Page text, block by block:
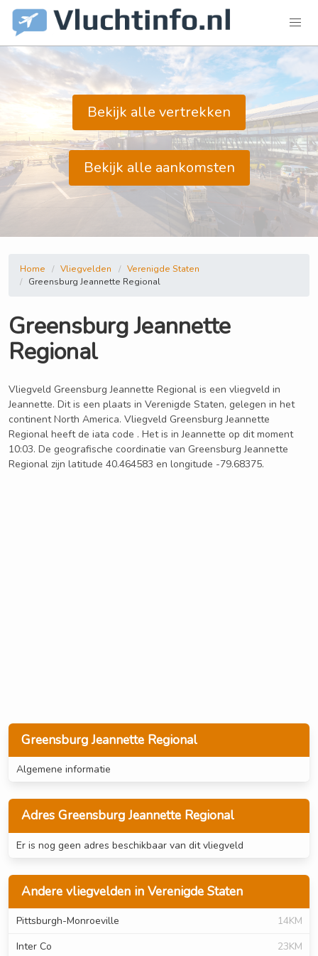
Bekijk alle vertrekken
Bekijk alle aankomsten
Greensburg Jeannette Regional
Algemene informatie
Adres Greensburg Jeannette Regional
Er is nog geen adres beschikbaar van dit vliegveld
Andere vliegvelden in Verenigde Staten
Pittsburgh-Monroeville
14KM
Inter Co
23KM
Home Vliegvelden
Verenigde Staten
Greensburg Jeannette Regional
Greensburg Jeannette
Regional
Vliegveld Greensburg Jeannette Regional is een vliegveld in
Jeannette. Dit is een plaats in Verenigde Staten, gelegen in het
continent North America. Vliegveld Greensburg Jeannette
Regional heeft de iata code . Het is in Jeannette op dit moment
10:03. De geografische coordinatie van Greensburg Jeannette
Regional zijn latitude 40.464583 en longitude -79.68375.